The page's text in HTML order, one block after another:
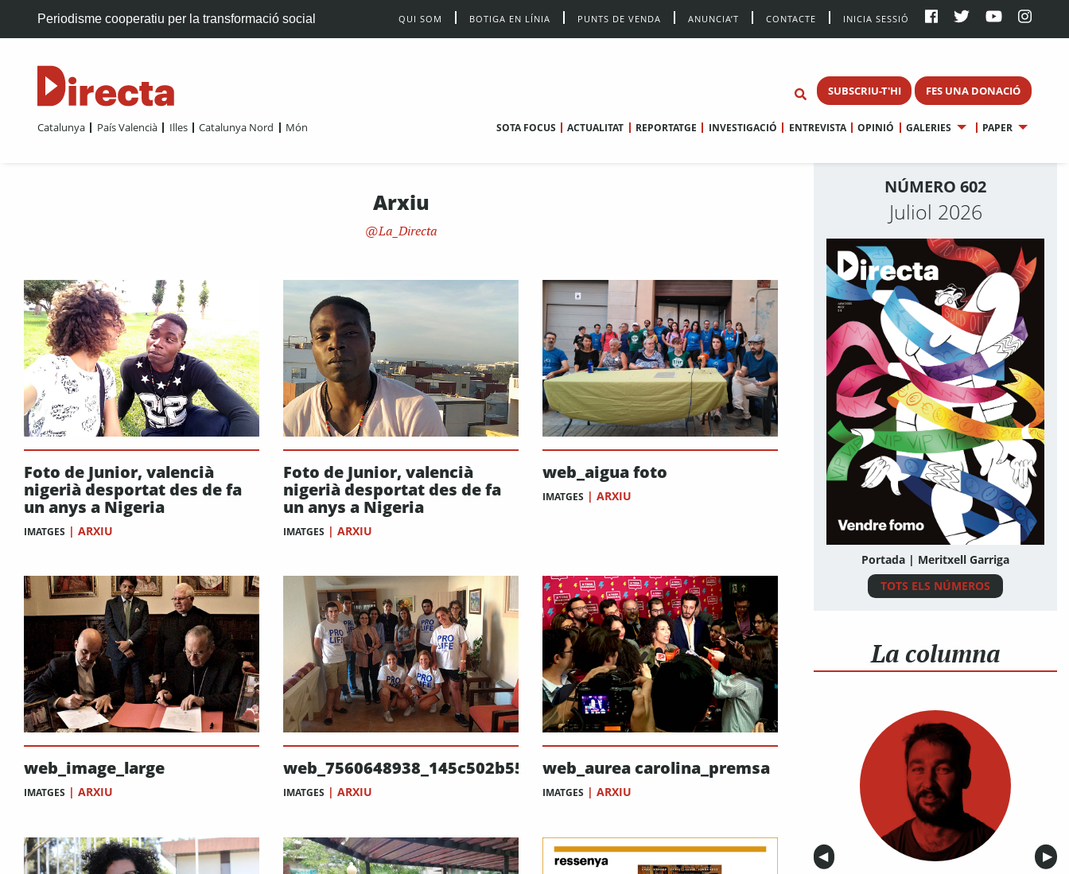
Periodisme cooperatiu per la transformació social QUI SOM BOTIGA EN LÍNIA PUNTS DE VENDA ANUNCIA’T CONTACTE INICIA SESSIÓ
SUBSCRIU-T'HI FES UNA DONACIÓ
Catalunya País Valencià Illes Catalunya Nord Món SOTA FOCUS ACTUALITAT REPORTATGE INVESTIGACIÓ ENTREVISTA OPINIÓ GALERIES PAPER
Arxiu
La_Directa
Foto de Junior, valencià
nigerià desportat des de fa
un anys a Nigeria
IMATGES | ARXIU
Foto de Junior, valencià
nigerià desportat des de fa
un anys a Nigeria
IMATGES | ARXIU
web_aigua foto
IMATGES | ARXIU
web_image_large
IMATGES | ARXIU
web_7560648938_145c502b55_b
IMATGES | ARXIU
web_aurea carolina_premsa
IMATGES | ARXIU
NÚMERO 602
Juliol 2026
Portada | Meritxell Garriga
TOTS ELS NÚMEROS
La columna
Anterior
◀︎ ▶︎